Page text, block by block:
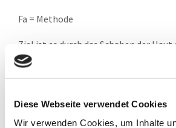
Diese Webseite verwendet Cookies
Wir verwenden Cookies, um Inhalte
Fa = Methode
Ziel ist es durch das Schaben der
(krankmachender Faktor) aus dem
Dabei rötet sich die Haut meist
das Pathogen nach außen zu bringen.
die Muskelschichten wieder frei zu